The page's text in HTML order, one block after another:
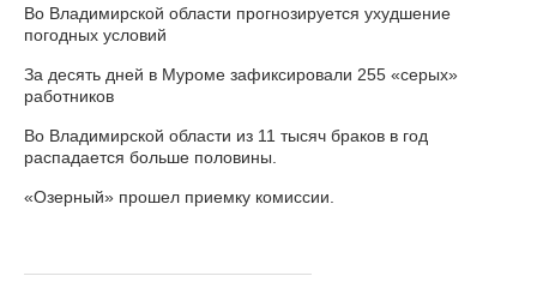
Во Владимирской области прогнозируется ухудшение
погодных условий
За десять дней в Муроме зафиксировали 255 «серых»
работников
Во Владимирской области из 11 тысяч браков в год
распадается больше половины.
«Озерный» прошел приемку комиссии.